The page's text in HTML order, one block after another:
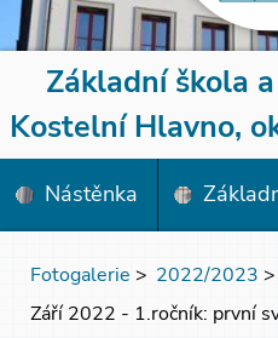
Základní škola
Kostelní Hlavno,
Nástěnka
Fotogalerie > 2022/2023 >
Září 2022 - 1.ročník: první